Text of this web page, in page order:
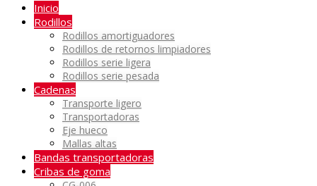
Inicio
Rodillos
Rodillos amortiguadores
Rodillos de retornos limpiadores
Rodillos serie ligera
Rodillos serie pesada
Cadenas
Transporte ligero
Transportadoras
Eje hueco
Mallas altas
Bandas transportadoras
Cribas de goma